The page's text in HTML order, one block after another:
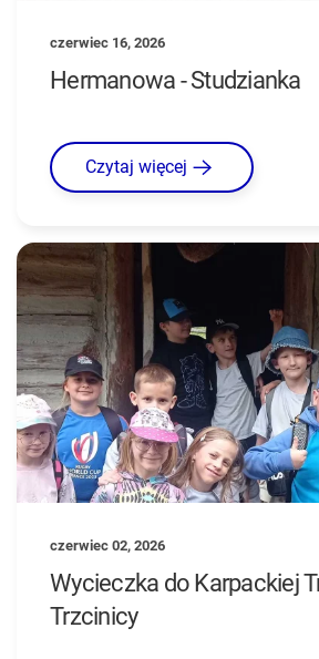
czerwiec 16, 2026
Hermanowa - Studzianka
Czytaj więcej
czerwiec 02, 2026
Wycieczka do Karpackiej
Trzcinicy